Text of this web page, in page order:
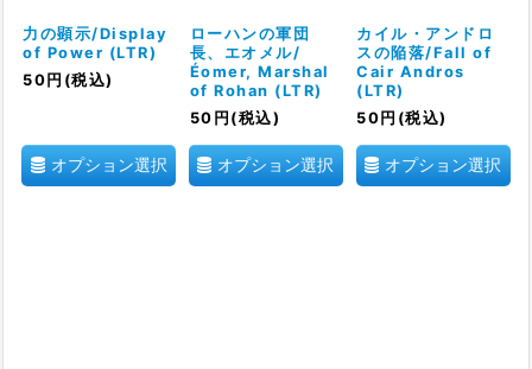
力の顕示/Display
of Power (LTR)
50 円 (税込)
オプション選択
ローハンの軍団
長、エオメル/
Éomer, Marshal
of Rohan (LTR)
50 円 (税込)
オプション選択
カイル・アンドロ
スの陥落/Fall of
Cair Andros
(LTR)
50 円 (税込)
オプション選択